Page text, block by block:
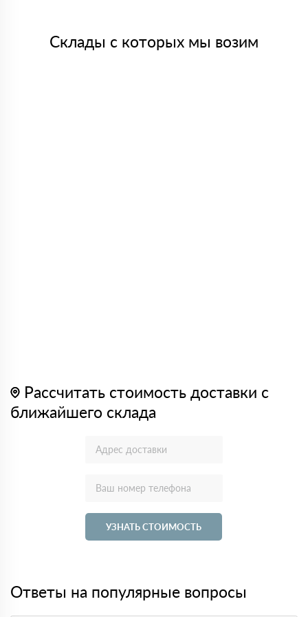
Склады с которых мы возим
Рассчитать стоимость доставки с
ближайшего склада
УЗНАТЬ СТОИМОСТЬ
Ответы на популярные вопросы